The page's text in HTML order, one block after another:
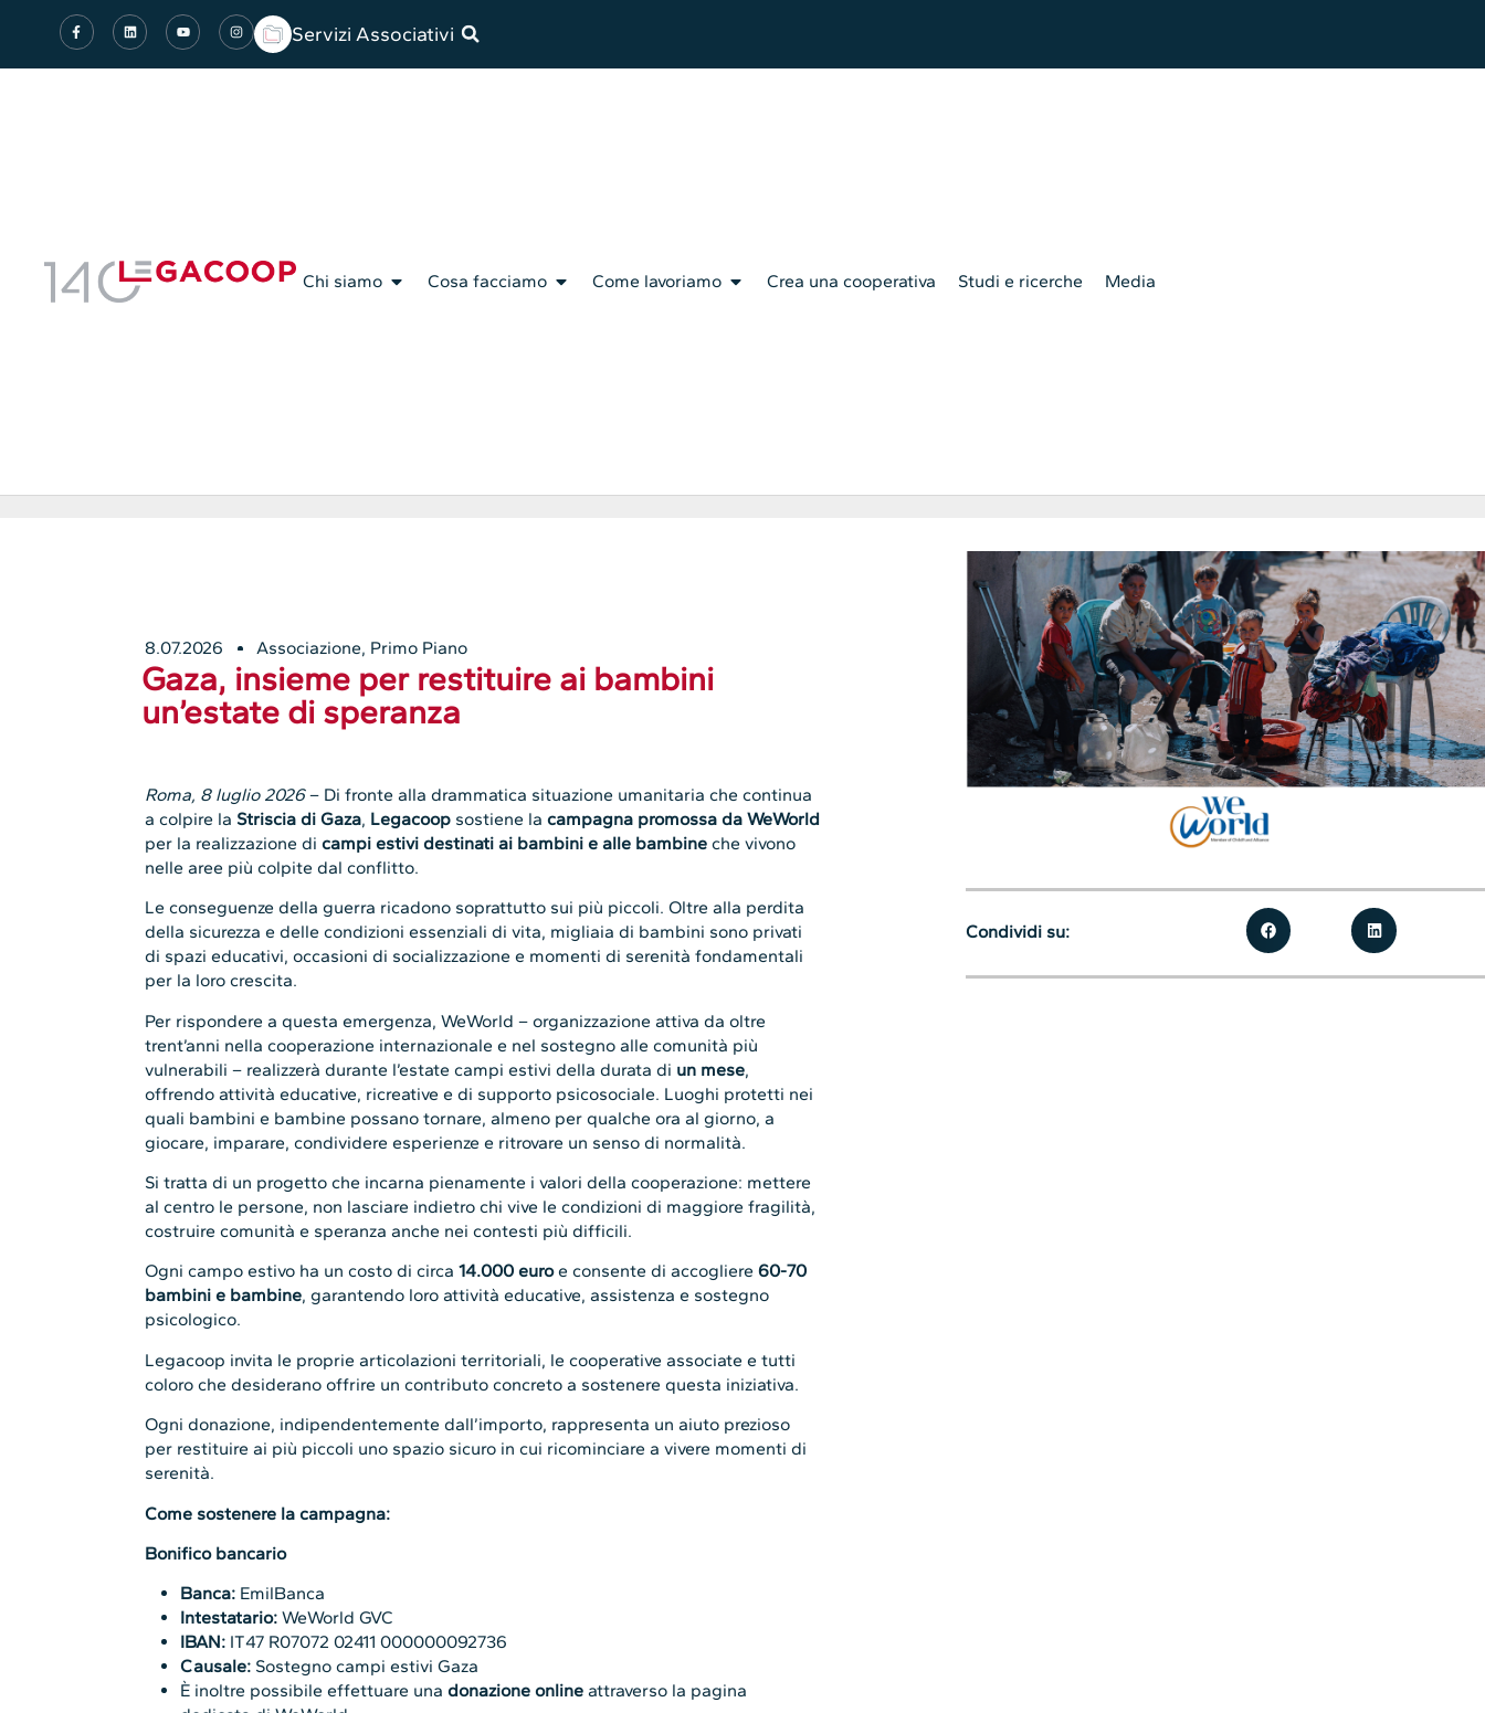
Servizi Associativi
Chi siamo Cosa facciamo Come lavoriamo Crea una cooperativa Studi e ricerche Media
8.07.2026 Associazione, Primo Piano
Gaza, insieme per restituire ai bambini
un’estate di speranza
Roma, 8 luglio 2026– Di fronte alla drammatica situazione umanitaria che continua
a colpire la Striscia di Gaza, Legacoop sostiene lacampagna promossa da WeWorld
per la realizzazione dicampi estivi destinati ai bambini e alle bambineche vivono
nelle aree più colpite dal conflitto.
Le conseguenze della guerra ricadono soprattutto sui più piccoli. Oltre alla perdita
della sicurezza e delle condizioni essenziali di vita, migliaia di bambini sono privati
di spazi educativi, occasioni di socializzazione e momenti di serenità fondamentali
per la loro crescita.
Per rispondere a questa emergenza, WeWorld – organizzazione attiva da oltre
trent’anni nella cooperazione internazionale e nel sostegno alle comunità più
vulnerabili – realizzerà durante l’estate campi estivi della durata di un mese,
offrendo attività educative, ricreative e di supporto psicosociale. Luoghi protetti nei
quali bambini e bambine possano tornare, almeno per qualche ora al giorno, a
giocare, imparare, condividere esperienze e ritrovare un senso di normalità.
Si tratta di un progetto che incarna pienamente i valori della cooperazione: mettere
al centro le persone, non lasciare indietro chi vive le condizioni di maggiore fragilità,
costruire comunità e speranza anche nei contesti più difficili.
Ogni campo estivo ha un costo di circa14.000 euroe consente di accogliere60-70
bambini e bambine, garantendo loro attività educative, assistenza e sostegno
psicologico.
Legacoop invita le proprie articolazioni territoriali, le cooperative associate e tutti
coloro che desiderano offrire un contributo concreto a sostenere questa iniziativa.
Ogni donazione, indipendentemente dall’importo, rappresenta un aiuto prezioso
per restituire ai più piccoli uno spazio sicuro in cui ricominciare a vivere momenti di
serenità.
Come sostenere la campagna:
Bonifico bancario
Banca: EmilBanca
Intestatario: WeWorld GVC
IBAN: IT47 R07072 02411 000000092736
Causale: Sostegno campi estivi Gaza
È inoltre possibile effettuare unadonazione online attraverso la pagina
Condividi su: